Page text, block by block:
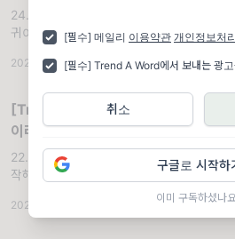
[필수] 메일리 이용약관 개인정보처
[필수] Trend A Word에서 보내는 광
취소
구글로 시작하
이미 구독하셨나
24.07.04 (목) '문제가될까요?'. 용례 1. 너무
귀여워서 깨물어보고 싶다. 문제가 될까
2024.07.04 · 조회 20.2K
[Trend A Word #135] 이젠 소주논
이라고? ㅋㅋㅋ 깻잎에 롱패딩에...
구나
22.04.26 (화) '소주논쟁'. 용례 1. 깻잎으로
작해서 소주논쟁으로 끝나는 것인가...? 백
2022.04.26